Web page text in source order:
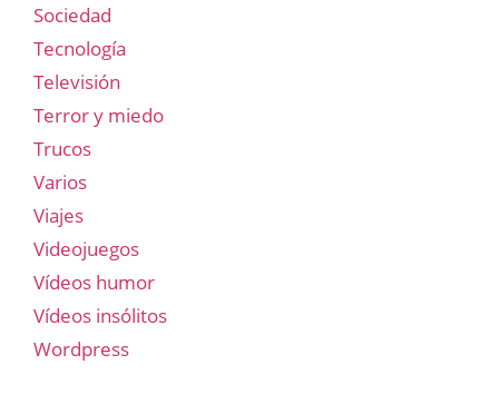
Sociedad
Tecnología
Televisión
Terror y miedo
Trucos
Varios
Viajes
Videojuegos
Vídeos humor
Vídeos insólitos
Wordpress